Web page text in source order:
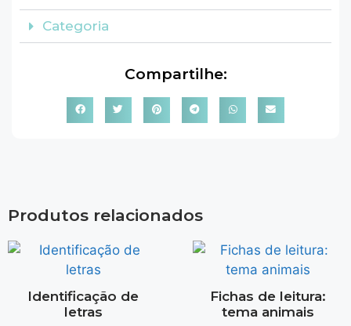
Categoria
Compartilhe:
Produtos relacionados
Identificação de
letras
Fichas de leitura:
tema animais